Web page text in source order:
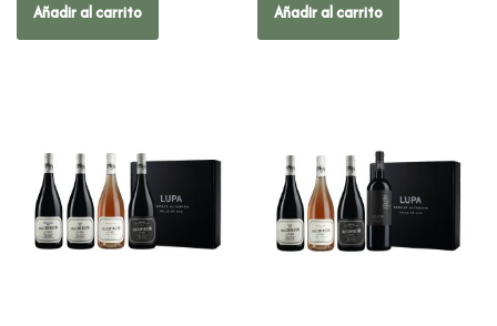
Añadir al carrito Añadir al carrito